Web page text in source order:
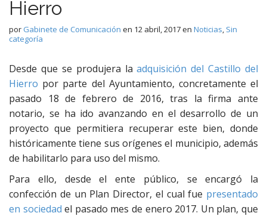
Hierro
por Gabinete de Comunicación en 12 abril, 2017en Noticias, Sin
categoría
Desde que se produjera la adquisición del Castillo del
Hierro por parte del Ayuntamiento, concretamente el
pasado 18 de febrero de 2016, tras la firma ante
notario, se ha ido avanzando en el desarrollo de un
proyecto que permitiera recuperar este bien, donde
históricamente tiene sus orígenes el municipio, además
de habilitarlo para uso del mismo.
Para ello, desde el ente público, se encargó la
confección de un Plan Director, el cual fue presentado
en sociedad el pasado mes de enero 2017. Un plan, que